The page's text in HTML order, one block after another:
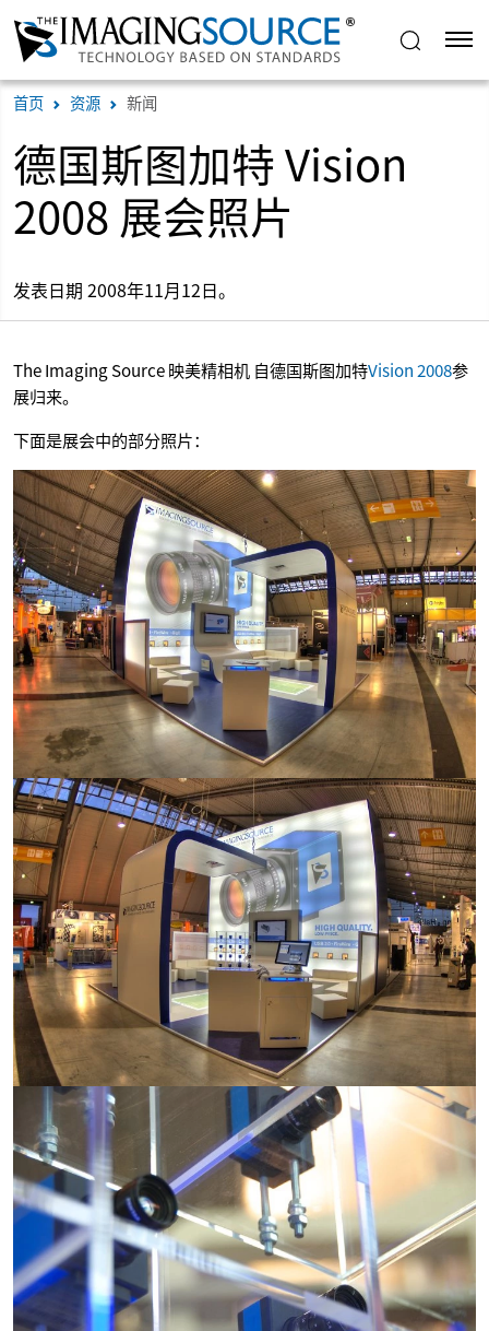
首页 资源 新闻
德国斯图加特 Vision
2008 展会照片
发表日期 2008年11月12日。
The Imaging Source 映美精相机 自德国斯图加特Vision 2008参
展归来。
下面是展会中的部分照片：